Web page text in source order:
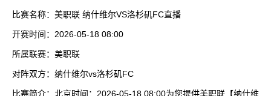
比赛名称： 美职联 纳什维尔VS洛杉矶FC直播
开赛时间： 2026-05-18 08:00
所属联赛： 美职联
对阵双方： 纳什维尔vs洛杉矶FC
比赛简介： 北京时间：2026-05-18 08:00为您提供美职联【纳什维